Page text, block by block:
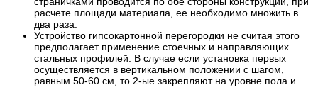
расчете площади материала, ее необходимо множить в
два раза.
Устройство гипсокартонной перегородки не считая этого
предполагает применение стоечных и направляющих
стальных профилей. В случае если установка первых
осуществляется в вертикальном положении с шагом,
равным 50-60 см, то 2-ые закрепляют на уровне пола и